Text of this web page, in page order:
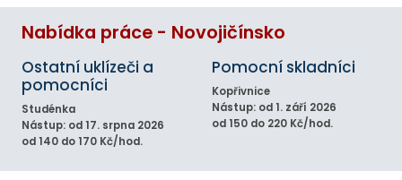
Nabídka práce - Novojičínsko
Ostatní uklízeči a
pomocníci
Studénka
Nástup: od 17. srpna 2026
od 140 do 170 Kč/hod.
Pomocní skladníci
Kopřivnice
Nástup: od 1. září 2026
od 150 do 220 Kč/hod.